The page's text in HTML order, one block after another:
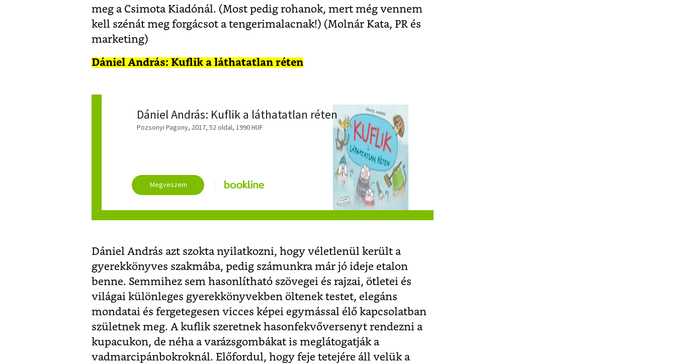
meg a Csimota Kiadónál. (Most pedig rohanok, mert még vennem
kell szénát meg forgácsot a tengerimalacnak!) (Molnár Kata, PR és
marketing)
Dániel András: Kuflik a láthatatlan réten
Dániel András: Kuflik a láthatatlan réten
Pozsonyi Pagony, 2017, 52 oldal, 1990 HUF
Dániel András azt szokta nyilatkozni, hogy véletlenül került a
gyerekkönyves szakmába, pedig számunkra már jó ideje etalon
benne. Semmihez sem hasonlítható szövegei és rajzai, ötletei és
világai különleges gyerekkönyvekben öltenek testet, elegáns
mondatai és fergetegesen vicces képei egymással élő kapcsolatban
születnek meg. A kuflik szeretnek hasonfekvőversenyt rendezni a
kupacukon, de néha a varázsgombákat is meglátogatják a
vadmarcipánbokroknál. Előfordul, hogy feje tetejére áll velük a